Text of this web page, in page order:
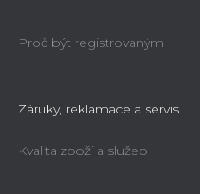
Proč být registrovaným
Záruky, reklamace a servis
Kvalita zboží a služeb